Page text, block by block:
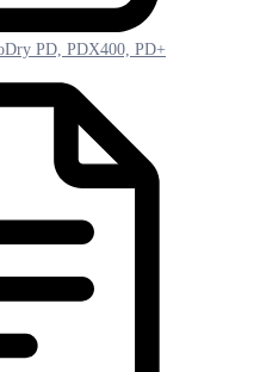
PD, PDX400, PD+